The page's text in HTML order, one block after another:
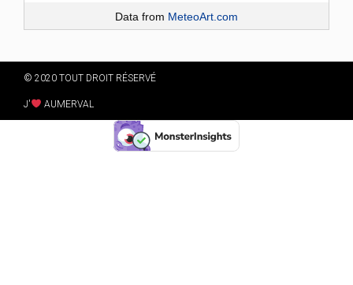
Data from MeteoArt.com
© 2020 TOUT DROIT RÉSERVÉ
J' AUMERVAL